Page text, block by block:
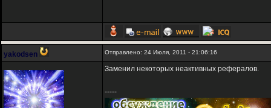
yakodsen Отправлено: 24 Июля, 2011 - 21:06:16
Заменил некоторых неактивных рефералов.
-----